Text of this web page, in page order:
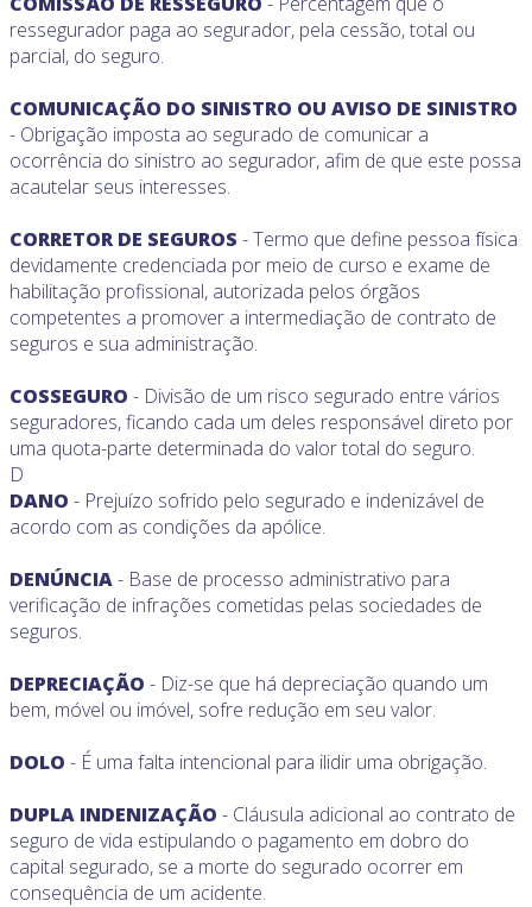
ressegurador paga ao segurador, pela cessão, total ou
parcial, do seguro.
COMUNICAÇÃO DO SINISTRO OU AVISO DE SINISTRO
- Obrigação imposta ao segurado de comunicar a
ocorrência do sinistro ao segurador, afim de que este possa
acautelar seus interesses.
CORRETOR DE SEGUROS - Termo que define pessoa física
devidamente credenciada por meio de curso e exame de
habilitação profissional, autorizada pelos órgãos
competentes a promover a intermediação de contrato de
seguros e sua administração.
COSSEGURO - Divisão de um risco segurado entre vários
seguradores, ficando cada um deles responsável direto por
uma quota-parte determinada do valor total do seguro.
D
DANO - Prejuízo sofrido pelo segurado e indenizável de
acordo com as condições da apólice.
DENÚNCIA- Base de processo administrativo para
verificação de infrações cometidas pelas sociedades de
seguros.
DEPRECIAÇÃO - Diz-se que há depreciação quando um
bem, móvel ou imóvel, sofre redução em seu valor.
DOLO - É uma falta intencional para ilidir uma obrigação.
DUPLA INDENIZAÇÃO - Cláusula adicional ao contrato de
seguro de vida estipulando o pagamento em dobro do
capital segurado, se a morte do segurado ocorrer em
consequência de um acidente.